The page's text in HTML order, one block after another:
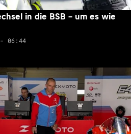
in die BSB – um es wie
06:44